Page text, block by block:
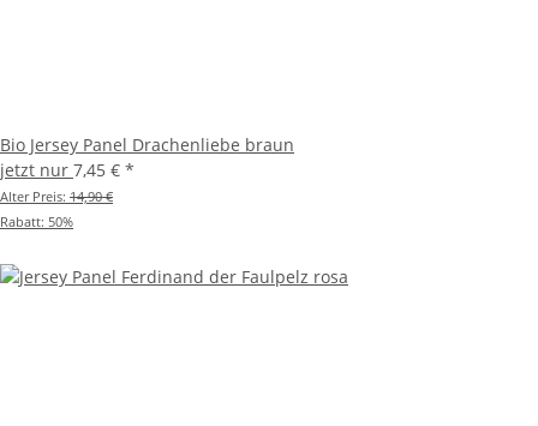
Bio Jersey Panel Drachenliebe braun
jetzt nur 7,45 € *
Alter Preis: 14,90 €
Rabatt: 50%